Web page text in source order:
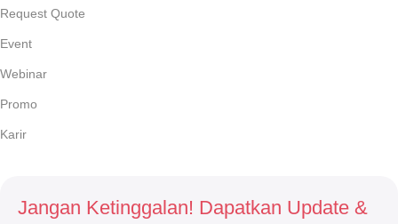
Request Quote
Event
Webinar
Promo
Karir
Jangan Ketinggalan! Dapatkan Update &